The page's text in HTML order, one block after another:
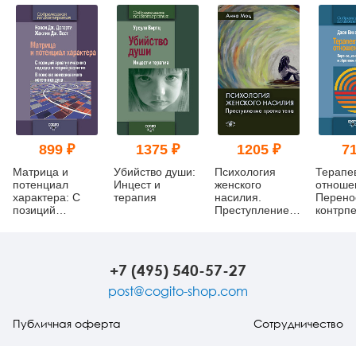
899 ₽
Матрица и
потенциал
характера: С
позиций
1375 ₽
Убийство души:
Инцест и
терапия
1205 ₽
Психология
женского
насилия.
Преступление
+7 (495) 540-57-27
post@cogito-shop.com
Публичная оферта Сотрудничество